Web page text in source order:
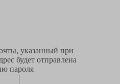
указанный при
будет отправлена
пароля